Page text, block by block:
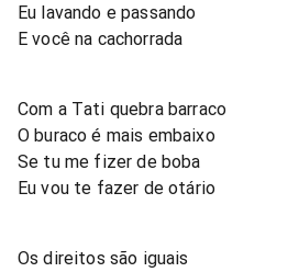
Eu lavando e passando
E você na cachorrada
Com a Tati quebra barraco
O buraco é mais embaixo
Se tu me fizer de boba
Eu vou te fazer de otário
Os direitos são iguais